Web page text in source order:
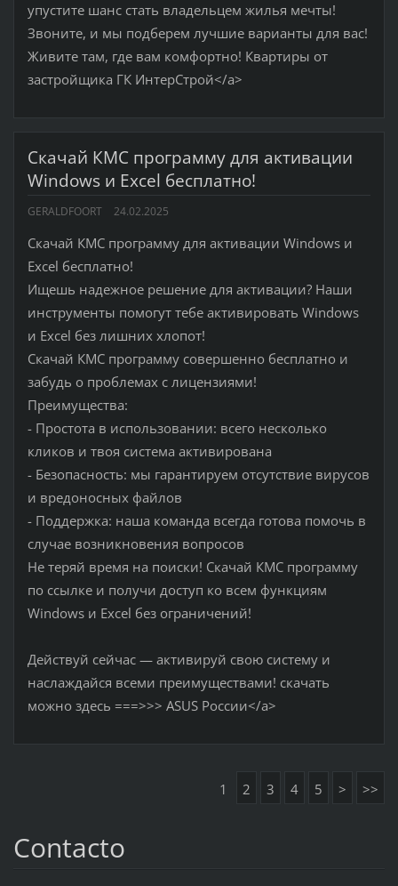
упустите шанс стать владельцем жилья мечты!
Звоните, и мы подберем лучшие варианты для вас!
Живите там, где вам комфортно! Квартиры от
застройщика ГК ИнтерСтрой</a>
Скачай КМС программу для активации
Windows и Excel бесплатно!
GERALDFOORT 24.02.2025
Скачай КМС программу для активации Windows и
Excel бесплатно!
Ищешь надежное решение для активации? Наши
инструменты помогут тебе активировать Windows
и Excel без лишних хлопот!
Скачай КМС программу совершенно бесплатно и
забудь о проблемах с лицензиями!
Преимущества:
- Простота в использовании: всего несколько
кликов и твоя система активирована
- Безопасность: мы гарантируем отсутствие вирусов
и вредоносных файлов
- Поддержка: наша команда всегда готова помочь в
случае возникновения вопросов
Не теряй время на поиски! Скачай КМС программу
по ссылке и получи доступ ко всем функциям
Windows и Excel без ограничений!
Действуй сейчас — активируй свою систему и
наслаждайся всеми преимуществами! скачать
можно здесь ===>>> ASUS России</a>
1 2 3 4 5 > >>
Contacto